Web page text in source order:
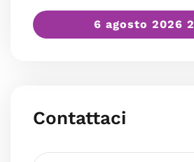
6 agosto 2026
Contattaci